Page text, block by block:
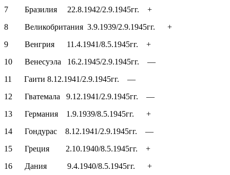
7 Бразилия 22.8.1942/2.9.1945гг. +
8 Великобритания 3.9.1939/2.9.1945гг. +
9 Венгрия 11.4.1941/8.5.1945гг. +
10 Венесуэла 16.2.1945/2.9.1945гг. —
11 Гаити 8.12.1941/2.9.1945гг. —
12 Гватемала 9.12.1941/2.9.1945гг. —
13 Германия 1.9.1939/8.5.1945гг. +
14 Гондурас 8.12.1941/2.9.1945гг. —
15 Греция 2.10.1940/8.5.1945гг. +
16 Дания 9.4.1940/8.5.1945гг. +